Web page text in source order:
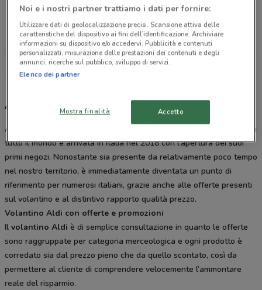
Viale Abruzzi, 28 Milano
9 km
CHIUSO
Aldi, offerte e negozi
Aldi è una catena di
tedesca presente in oltre 20 Paesi in
tutto il mondo e arrivata in Italia nel 2018 con l’apertura dei suoi
primi negozi. Nonostante sia presente da relativamente poco tempo
nel nostro territorio, è immediatamente diventata un punto di
riferimento per numerosi italiani, grazie anche alle offerte presenti
sul volantino e al distintivo rapporto qualità prezzo.
Volantino Aldi con offerte e promozioni
Il volantino Aldi è di semplice consultazione in quanto le offerte
sono raggruppate per categoria merceologica e ogni prodotto è
corredato sia dal prezzo pieno che da quello scontato, così da
permettere al cliente di comprendere velocemente l’ammontare
reale del risparmio.
Noi e i nostri partner trattiamo i dati per fornire:
Utilizzare dati di geolocalizzazione precisi. Scansione attiva delle
caratteristiche del dispositivo ai fini dell’identificazione. Archiviare
informazioni su dispositivo e/o accedervi. Pubblicità e contenuti
personalizzati, misurazione delle prestazioni dei contenuti e degli
annunci, ricerche sul pubblico, sviluppo di servizi.
Elenco dei partner
Mostra finalità Accetto